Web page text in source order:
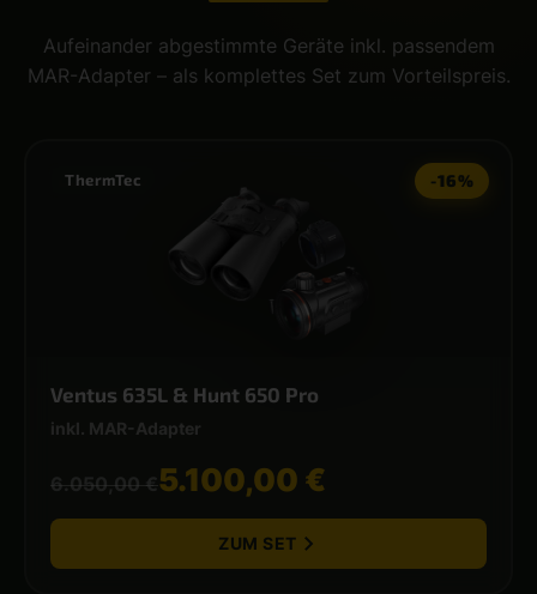
Aufeinander abgestimmte Geräte inkl. passendem
MAR-Adapter – als komplettes Set zum Vorteilspreis.
-16%
ThermTec
Ventus 635L & Hunt 650 Pro
inkl. MAR-Adapter
6.050,00 € 5.100,00 €
ZUM SET